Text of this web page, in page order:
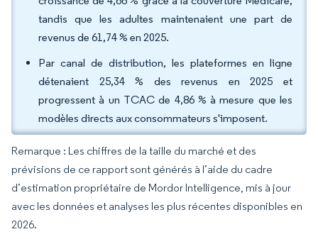
tandis que les adultes maintenaient une part de
revenus de 61,74 % en 2025.
Par canal de distribution, les plateformes en ligne
détenaient 25,34 % des revenus en 2025 et
progressent à un TCAC de 4,86 % à mesure que les
modèles directs aux consommateurs s'imposent.
Remarque : Les chiffres de la taille du marché et des
prévisions de ce rapport sont générés à l’aide du cadre
d’estimation propriétaire de Mordor Intelligence, mis à jour
avec les données et analyses les plus récentes disponibles en
2026.